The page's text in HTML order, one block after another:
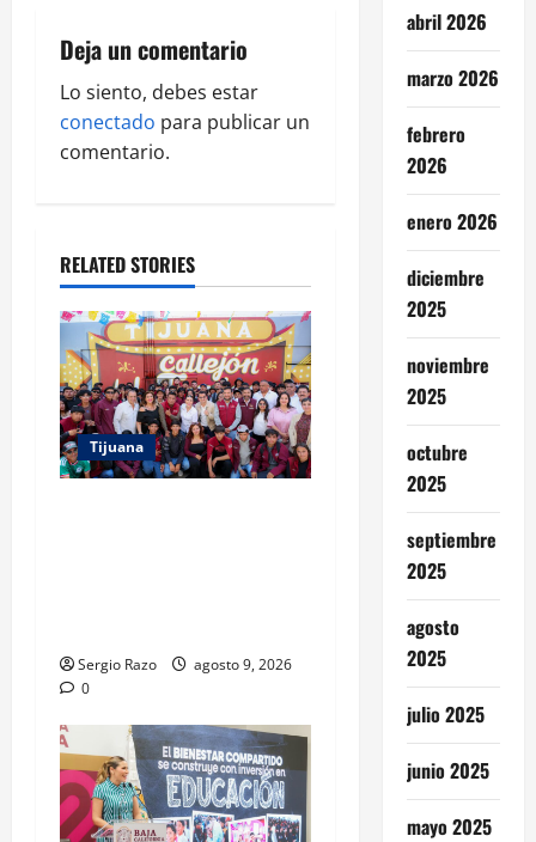
v
i
g
i
o
n
Deja un comentario
Lo siento, debes estar
conectado para publicar un
comentario.
RELATED STORIES
Tijuana
Sergio Razo
agosto 9, 2026
0
abril 2026
marzo 2026
febrero
2026
enero 2026
diciembre
2025
noviembre
2025
octubre
2025
septiembre
2025
agosto
2025
julio 2025
junio 2025
mayo 2025